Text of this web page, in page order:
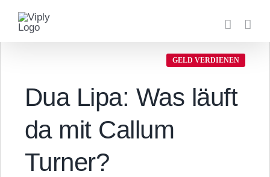
Inhalt
springen
GELD VERDIENEN
Dua Lipa: Was läuft
da mit Callum
Turner?